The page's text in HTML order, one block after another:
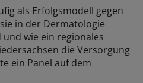
als Erfolgsmodell gegen
in der Dermatologie
wie ein regionales
die Versorgung
ein Panel auf dem